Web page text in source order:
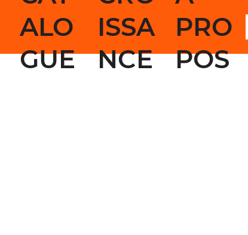
ALO
GUE
ISSA
NCE
PRO
POS